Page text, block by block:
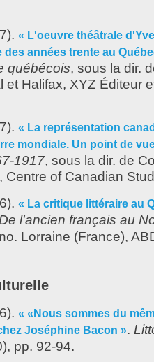
« L'oeuvre théâtrale
années trente au
québécois, sous la dir.
et Halifax, XYZ Éditeur
« La représentation
mondiale. Un point de
1917, sous la dir. de
Centre of Canadian
« La critique littéraire au
l'ancien français au
. Lorraine (France),
« «Nous sommes du
Joséphine Bacon ».
pp. 92-94.